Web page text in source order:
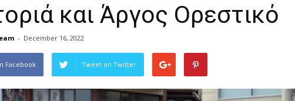
και Άργος Ορεστικό
- December 16, 2022
Facebook Tweet on Twitter